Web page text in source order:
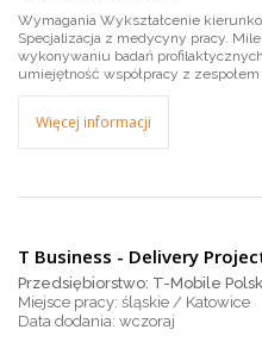
Wymagania Wykształcenie
Specjalizacja z medycyny pracy.
wykonywaniu badań
umiejętność współpracy z
Więcej informacji
T Business - Delivery
Przedsiębiorstwo: T-Mobile
Miejsce pracy: śląskie / Katowice
wczoraj